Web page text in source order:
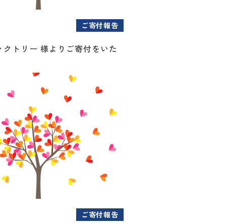
ご寄付報告
クトリー 様よりご寄付をいた
ご寄付報告